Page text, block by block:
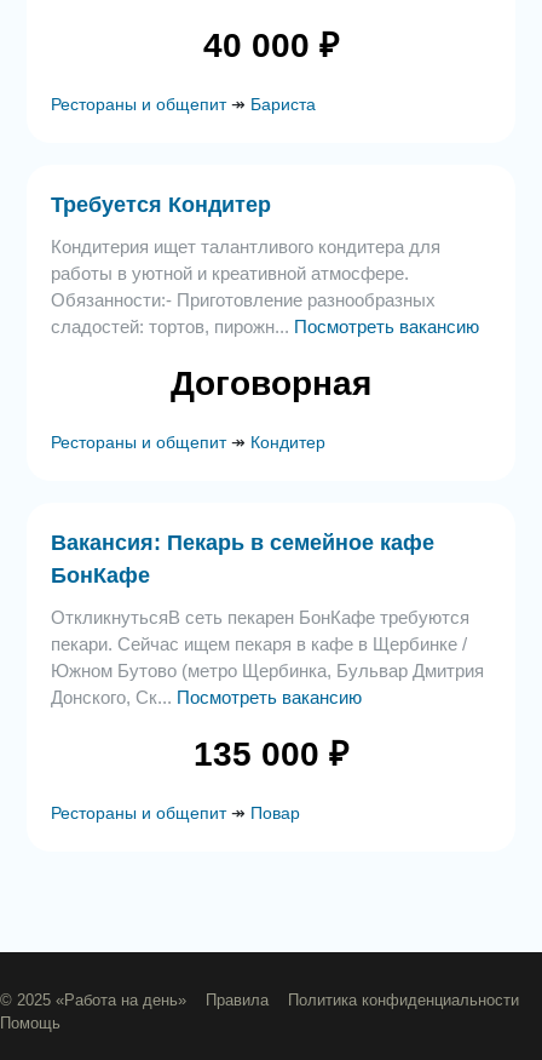
40 000 ₽
Рестораны и общепит↠ Бариста
Требуется Кондитер
Кондитерия ищет талантливого кондитера для
работы в уютной и креативной атмосфере.
Обязанности:- Приготовление разнообразных
сладостей: тортов, пирожн... Посмотреть вакансию
Договорная
Рестораны и общепит↠ Кондитер
Вакансия: Пекарь в семейное кафе
БонКафе
ОткликнутьсяВ сеть пекарен БонКафе требуются
пекари. Сейчас ищем пекаря в кафе в Щербинке /
Южном Бутово (метро Щербинка, Бульвар Дмитрия
Донского, Ск... Посмотреть вакансию
135 000 ₽
Рестораны и общепит↠ Повар
© 2025 «Работа на день» Правила Политика конфиденциальности
Помощь